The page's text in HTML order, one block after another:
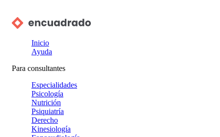
Inicio
Ayuda
Para consultantes
Especialidades
Psicología
Nutrición
Psiquiatría
Derecho
Kinesiología